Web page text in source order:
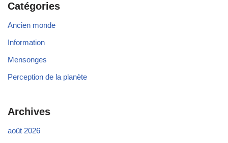
Catégories
Ancien monde
Information
Mensonges
Perception de la planète
Archives
août 2026